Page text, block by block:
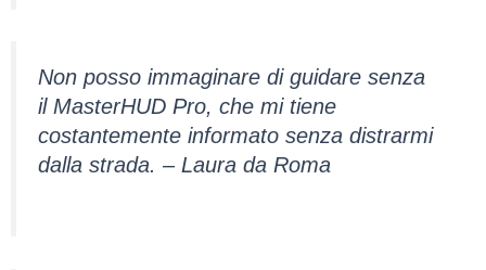
Non posso immaginare di guidare senza
il MasterHUD Pro, che mi tiene
costantemente informato senza distrarmi
dalla strada. – Laura da Roma